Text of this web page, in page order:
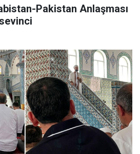
Pakistan Anlaşması